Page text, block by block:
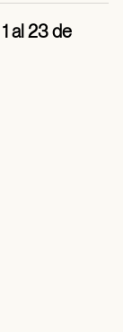
al 23 de